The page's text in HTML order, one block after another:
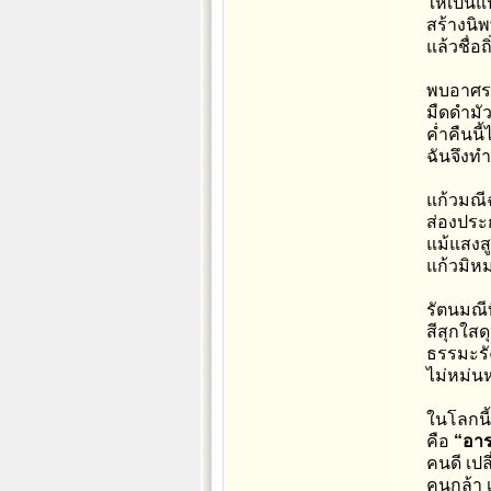
สร้างนิ
แล้วชื่อ
พบอาศ
มืดดำมั
ค่ำคืนนี้
ฉันจึงท
แก้วมณี
ส่องปร
แม้แสง
แก้วมิห
รัตนมณี
สีสุกใส
ธรรมะรั
ไม่หม่น
ในโลก
คือ “อา
คนดี เป
คนกล้า